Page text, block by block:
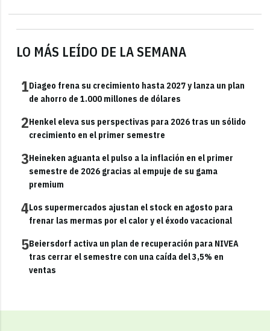
LO MÁS LEÍDO DE LA SEMANA
1Diageo frena su crecimiento hasta 2027 y lanza un plan
de ahorro de 1.000 millones de dólares
2Henkel eleva sus perspectivas para 2026 tras un sólido
crecimiento en el primer semestre
3Heineken aguanta el pulso a la inflación en el primer
semestre de 2026 gracias al empuje de su gama
premium
4Los supermercados ajustan el stock en agosto para
frenar las mermas por el calor y el éxodo vacacional
5Beiersdorf activa un plan de recuperación para NIVEA
tras cerrar el semestre con una caída del 3,5% en
ventas